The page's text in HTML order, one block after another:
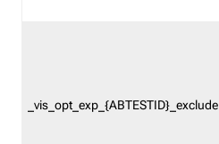
_vis_opt_exp_{ABTESTID}_exclude